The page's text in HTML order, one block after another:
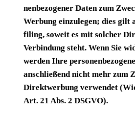
nen­be­zo­ge­ner Daten zum
Wer­bung ein­zu­le­gen; dies gilt
fil­ing, soweit es mit sol­cher
Ver­bin­dung steht. Wenn Sie
wer­den Ihre
anschlie­ßend nicht mehr zum
Direkt­wer­bung ver­wen­det
Art. 21 Abs. 2 DSGVO).